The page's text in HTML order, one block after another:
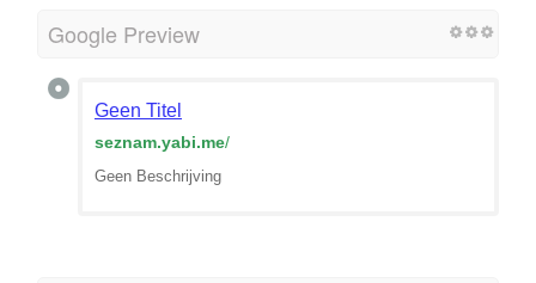
Google Preview
Geen Titel
seznam.yabi.me/
Geen Beschrijving